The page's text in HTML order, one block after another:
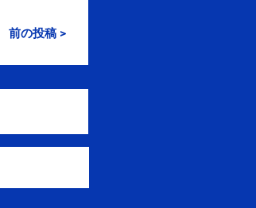
前の投稿 >